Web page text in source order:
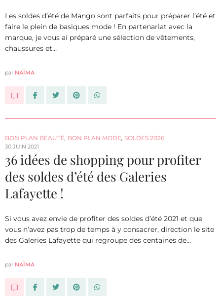
Les soldes d’été de Mango sont parfaits pour préparer l’été et
faire le plein de basiques mode ! En partenariat avec la
marque, je vous ai préparé une sélection de vêtements,
chaussures et…
par NAÏMA
BON PLAN BEAUTÉ, BON PLAN MODE, SOLDES 2026
30 JUIN 2021
36 idées de shopping pour profiter
des soldes d’été des Galeries
Lafayette !
Si vous avez envie de profiter des soldes d’été 2021 et que
vous n’avez pas trop de temps à y consacrer, direction le site
des Galeries Lafayette qui regroupe des centaines de…
par NAÏMA